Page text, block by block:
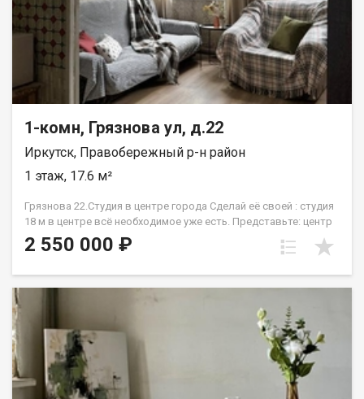
1-комн, Грязнова ул, д.22
Иркутск, Правобережный р-н район
1 этаж, 17.6 м²
Грязнова 22.Студия в центре города Сделай её своей : студия
18 м в центре всё необходимое уже есть. Представьте: центр
Иркутска, а у вас своя небольшая, но уютная студия.Здесь
уже есть главное: центральное отопление и вода, личный
Единственное, что предстоит финишная отделка. Вы не
переделываете за кем-то, а создаёте пространство с
нуля.Идеально для старта или сдачи в аренду.
2 550 000 ₽